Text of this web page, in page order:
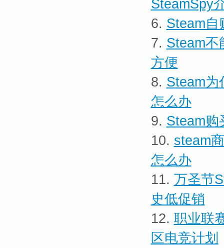
SteamSpy
6. Steam自
7. Steam不
方便
8. Steam为
怎么办
9. Steam购
10. steam
怎么办
11. 万圣节
史低促销
12. 职业联
区电竞计划